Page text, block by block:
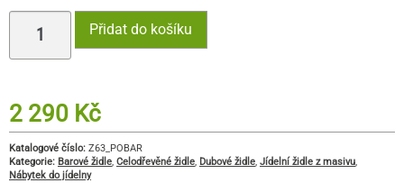
Přidat do košíku
2 290 Kč
Katalogové číslo: Z63_POBAR
Kategorie: Barové židle, Celodřevěné židle, Dubové židle, Jídelní židle z masivu,
Nábytek do jídelny